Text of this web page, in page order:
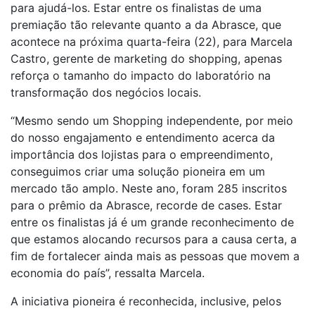
para ajudá-los. Estar entre os finalistas de uma
premiação tão relevante quanto a da Abrasce, que
acontece na próxima quarta-feira (22), para Marcela
Castro, gerente de marketing do shopping, apenas
reforça o tamanho do impacto do laboratório na
transformação dos negócios locais.
“Mesmo sendo um Shopping independente, por meio
do nosso engajamento e entendimento acerca da
importância dos lojistas para o empreendimento,
conseguimos criar uma solução pioneira em um
mercado tão amplo. Neste ano, foram 285 inscritos
para o prêmio da Abrasce, recorde de cases. Estar
entre os finalistas já é um grande reconhecimento de
que estamos alocando recursos para a causa certa, a
fim de fortalecer ainda mais as pessoas que movem a
economia do país”, ressalta Marcela.
A iniciativa pioneira é reconhecida, inclusive, pelos